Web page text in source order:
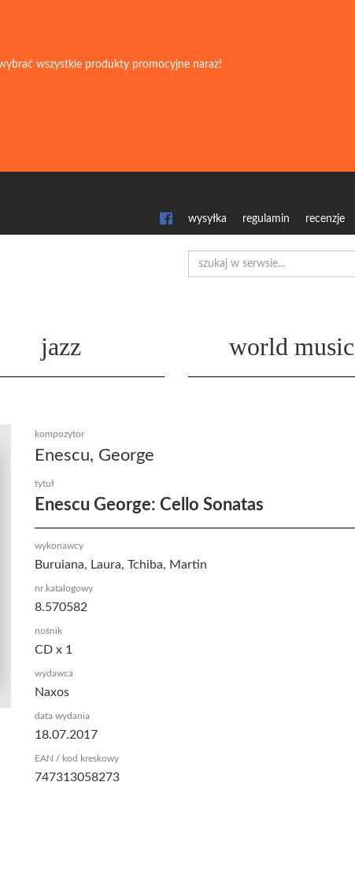
wszystkie produkty promocyjne naraz!
wysyłka regulamin recenzje
jazz world music
kompozytor
Enescu, George
tytuł
Enescu George: Cello Sonatas
wykonawcy
Buruiana, Laura, Tchiba, Martin
nr katalogowy
8.570582
nośnik
CD x 1
wydawca
Naxos
data wydania
18.07.2017
EAN / kod kreskowy
747313058273